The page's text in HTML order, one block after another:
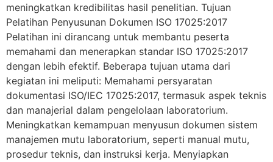
meningkatkan kredibilitas hasil penelitian. Tujuan
Pelatihan Penyusunan Dokumen ISO 17025:2017
Pelatihan ini dirancang untuk membantu peserta
memahami dan menerapkan standar ISO 17025:2017
dengan lebih efektif. Beberapa tujuan utama dari
kegiatan ini meliputi: Memahami persyaratan
dokumentasi ISO/IEC 17025:2017, termasuk aspek teknis
dan manajerial dalam pengelolaan laboratorium.
Meningkatkan kemampuan menyusun dokumen sistem
manajemen mutu laboratorium, seperti manual mutu,
prosedur teknis, dan instruksi kerja. Menyiapkan